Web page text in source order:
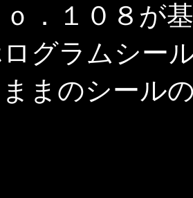
ｏ．１０８が
グラムシー
ままのシール